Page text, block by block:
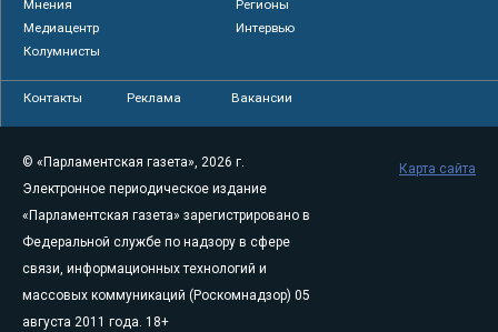
Мнения
Регионы
Медиацентр
Интервью
Колумнисты
Контакты Реклама Вакансии
© «Парламентская газета», 2026 г.
Электронное периодическое издание
«Парламентская газета» зарегистрировано в
Федеральной службе по надзору в сфере
связи, информационных технологий и
массовых коммуникаций (Роскомнадзор) 05
августа 2011 года. 18+
Карта сайта